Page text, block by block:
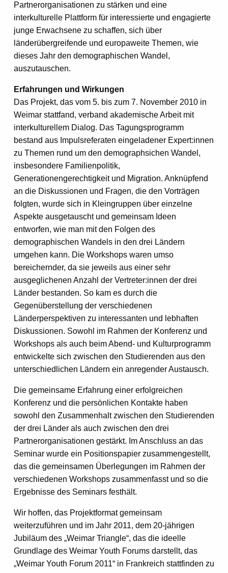
Partnerorganisationen zu stärken und eine
interkulturelle Plattform für interessierte und engagierte
junge Erwachsene zu schaffen, sich über
länderübergreifende und europaweite Themen, wie
dieses Jahr den demographischen Wandel,
auszutauschen.
Erfahrungen und Wirkungen
Das Projekt, das vom 5. bis zum 7. November 2010 in
Weimar stattfand, verband akademische Arbeit mit
interkulturellem Dialog. Das Tagungsprogramm
bestand aus Impulsreferaten eingeladener Expert:innen
zu Themen rund um den demographsichen Wandel,
insbesondere Familienpolitik,
Generationengerechtigkeit und Migration. Anknüpfend
an die Diskussionen und Fragen, die den Vorträgen
folgten, wurde sich in Kleingruppen über einzelne
Aspekte ausgetauscht und gemeinsam Ideen
entworfen, wie man mit den Folgen des
demographischen Wandels in den drei Ländern
umgehen kann. Die Workshops waren umso
bereichernder, da sie jeweils aus einer sehr
ausgeglichenen Anzahl der Vertreter:innen der drei
Länder bestanden. So kam es durch die
Gegenüberstellung der verschiedenen
Länderperspektiven zu interessanten und lebhaften
Diskussionen. Sowohl im Rahmen der Konferenz und
Workshops als auch beim Abend- und Kulturprogramm
entwickelte sich zwischen den Studierenden aus den
unterschiedlichen Ländern ein anregender Austausch.
Die gemeinsame Erfahrung einer erfolgreichen
Konferenz und die persönlichen Kontakte haben
sowohl den Zusammenhalt zwischen den Studierenden
der drei Länder als auch zwischen den drei
Partnerorganisationen gestärkt. Im Anschluss an das
Seminar wurde ein Positionspapier zusammengestellt,
das die gemeinsamen Überlegungen im Rahmen der
verschiedenen Workshops zusammenfasst und so die
Ergebnisse des Seminars festhält.
Wir hoffen, das Projektformat gemeinsam
weiterzuführen und im Jahr 2011, dem 20-jährigen
Jubiläum des „Weimar Triangle“, das die ideelle
Grundlage des Weimar Youth Forums darstellt, das
„Weimar Youth Forum 2011“ in Frankreich stattfinden zu